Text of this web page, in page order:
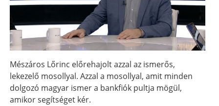
Mészáros Lőrinc előrehajolt azzal az ismerős,
lekezelő mosollyal. Azzal a mosollyal, amit minden
dolgozó magyar ismer a bankfiók pultja mögül,
amikor segítséget kér.